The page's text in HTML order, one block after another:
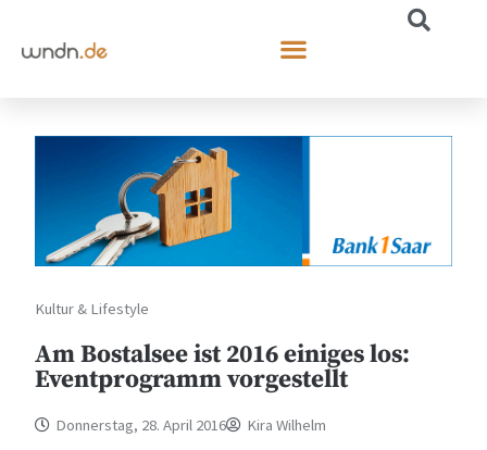
Kultur & Lifestyle
Am Bostalsee ist 2016 einiges los:
Eventprogramm vorgestellt
Donnerstag, 28. April 2016 Kira Wilhelm